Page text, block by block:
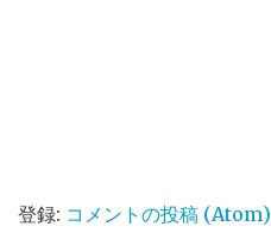
登録: コメントの投稿 (Atom)